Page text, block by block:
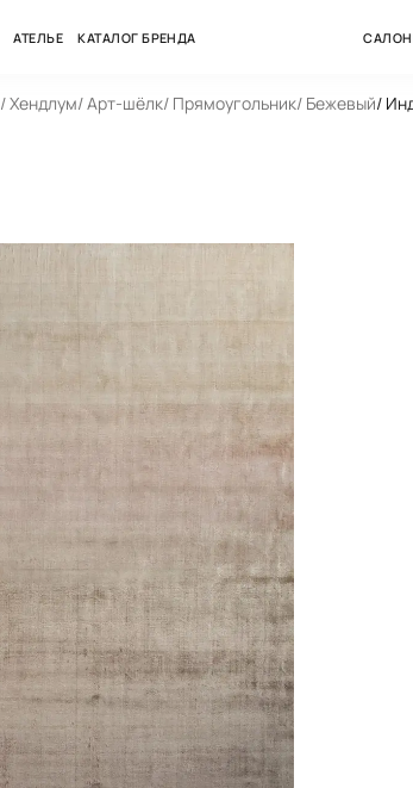
АТЕЛЬЕ КАТАЛОГ БРЕНДА
/ Хендлум/ Арт-шёлк/ Прямоугольник/ Бежевый/